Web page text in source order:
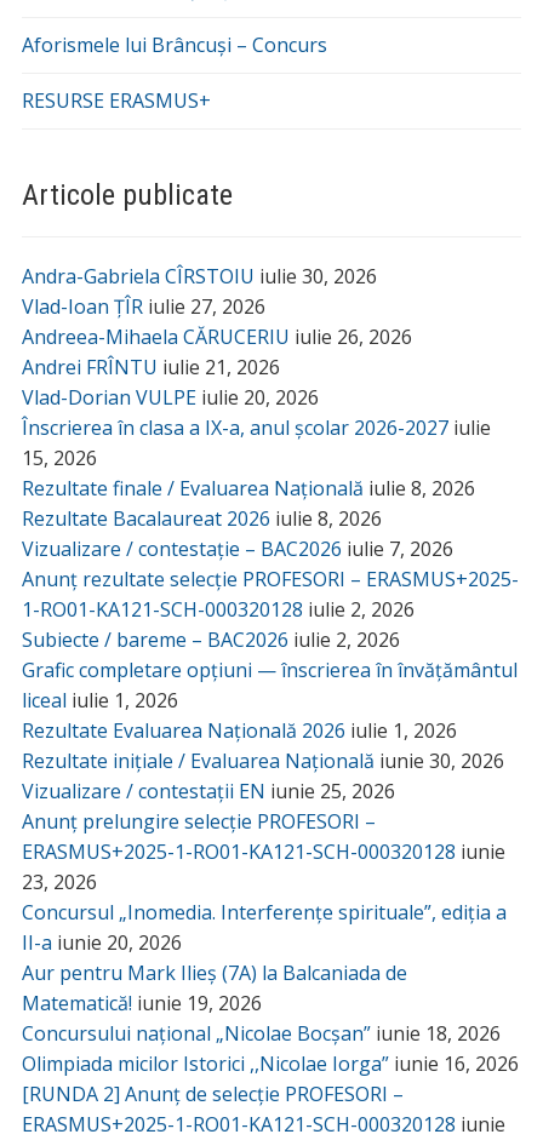
Aforismele lui Brâncuși – Concurs
RESURSE ERASMUS+
Articole publicate
Andra-Gabriela CÎRSTOIU iulie 30, 2026
Vlad-Ioan ȚÎR iulie 27, 2026
Andreea-Mihaela CĂRUCERIU iulie 26, 2026
Andrei FRÎNTU iulie 21, 2026
Vlad-Dorian VULPE iulie 20, 2026
Înscrierea în clasa a IX-a, anul școlar 2026-2027 iulie
15, 2026
Rezultate finale / Evaluarea Națională iulie 8, 2026
Rezultate Bacalaureat 2026 iulie 8, 2026
Vizualizare / contestație – BAC2026 iulie 7, 2026
Anunț rezultate selecție PROFESORI – ERASMUS+2025-
1-RO01-KA121-SCH-000320128 iulie 2, 2026
Subiecte / bareme – BAC2026 iulie 2, 2026
Grafic completare opțiuni — înscrierea în învățământul
liceal iulie 1, 2026
Rezultate Evaluarea Națională 2026 iulie 1, 2026
Rezultate inițiale / Evaluarea Națională iunie 30, 2026
Vizualizare / contestații EN iunie 25, 2026
Anunț prelungire selecție PROFESORI –
ERASMUS+2025-1-RO01-KA121-SCH-000320128 iunie
23, 2026
Concursul „Inomedia. Interferențe spirituale”, ediția a
II-a iunie 20, 2026
Aur pentru Mark Ilieș (7A) la Balcaniada de
Matematică! iunie 19, 2026
Concursului național „Nicolae Bocșan” iunie 18, 2026
Olimpiada micilor Istorici ,,Nicolae Iorga” iunie 16, 2026
[RUNDA 2] Anunț de selecție PROFESORI –
ERASMUS+2025-1-RO01-KA121-SCH-000320128 iunie